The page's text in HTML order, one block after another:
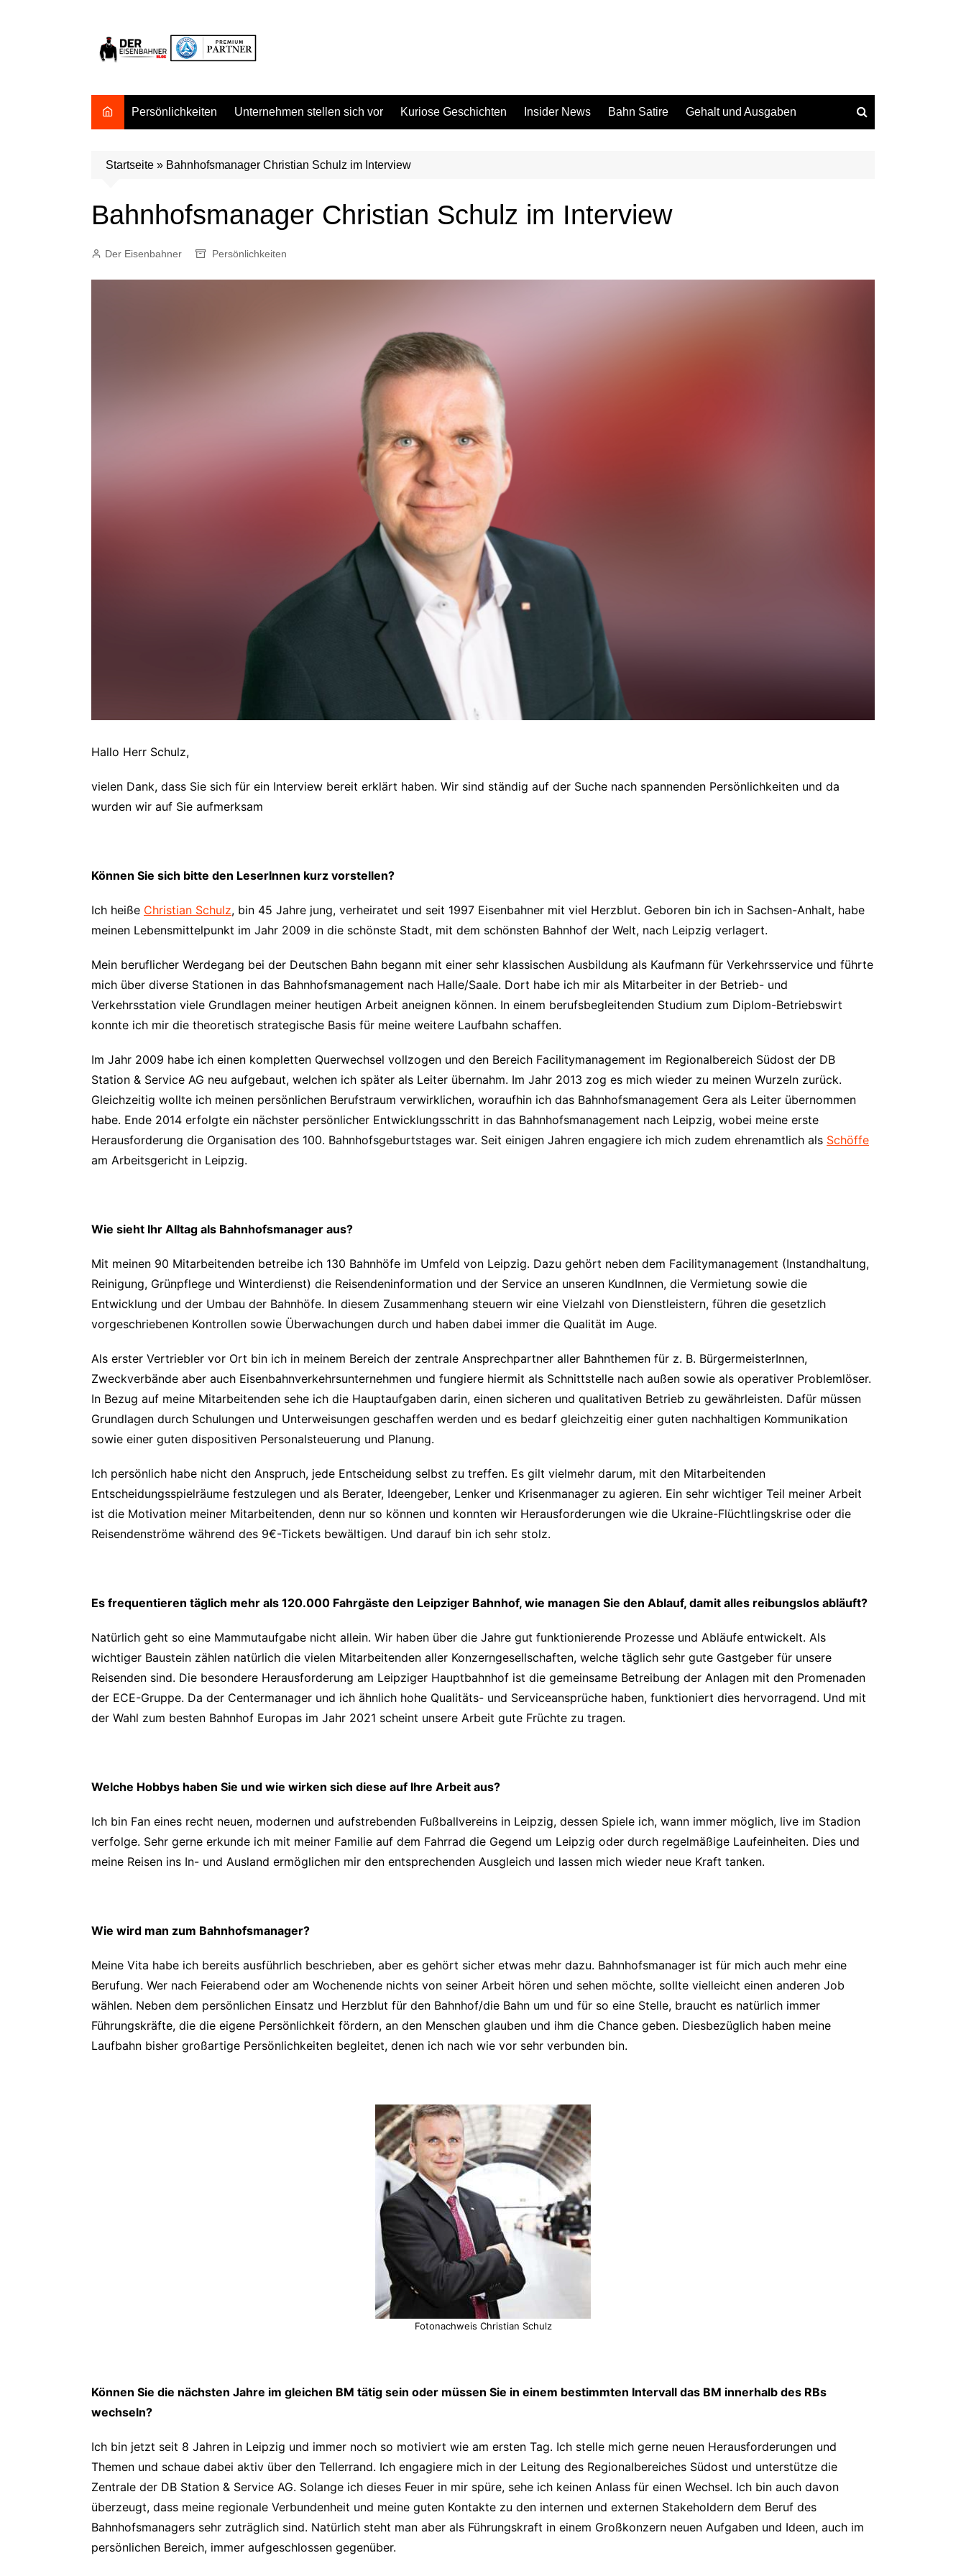
Persönlichkeiten Unternehmen stellen sich vor Kuriose Geschichten Insider News Bahn Satire Gehalt und Ausgaben
Startseite » Bahnhofsmanager Christian Schulz im Interview
Bahnhofsmanager Christian Schulz im Interview
Der Eisenbahner Persönlichkeiten
Hallo Herr Schulz,
vielen Dank, dass Sie sich für ein Interview bereit erklärt haben. Wir sind ständig auf der Suche nach spannenden Persönlichkeiten und da
wurden wir auf Sie aufmerksam
Können Sie sich bitte den LeserInnen kurz vorstellen?
Ich heiße Christian Schulz, bin 45 Jahre jung, verheiratet und seit 1997 Eisenbahner mit viel Herzblut. Geboren bin ich in Sachsen-Anhalt, habe
meinen Lebensmittelpunkt im Jahr 2009 in die schönste Stadt, mit dem schönsten Bahnhof der Welt, nach Leipzig verlagert.
Mein beruflicher Werdegang bei der Deutschen Bahn begann mit einer sehr klassischen Ausbildung als Kaufmann für Verkehrsservice und führte
mich über diverse Stationen in das Bahnhofsmanagement nach Halle/Saale. Dort habe ich mir als Mitarbeiter in der Betrieb- und
Verkehrsstation viele Grundlagen meiner heutigen Arbeit aneignen können. In einem berufsbegleitenden Studium zum Diplom-Betriebswirt
konnte ich mir die theoretisch strategische Basis für meine weitere Laufbahn schaffen.
Im Jahr 2009 habe ich einen kompletten Querwechsel vollzogen und den Bereich Facilitymanagement im Regionalbereich Südost der DB
Station & Service AG neu aufgebaut, welchen ich später als Leiter übernahm. Im Jahr 2013 zog es mich wieder zu meinen Wurzeln zurück.
Gleichzeitig wollte ich meinen persönlichen Berufstraum verwirklichen, woraufhin ich das Bahnhofsmanagement Gera als Leiter übernommen
habe. Ende 2014 erfolgte ein nächster persönlicher Entwicklungsschritt in das Bahnhofsmanagement nach Leipzig, wobei meine erste
Herausforderung die Organisation des 100. Bahnhofsgeburtstages war. Seit einigen Jahren engagiere ich mich zudem ehrenamtlich als Schöffe
am Arbeitsgericht in Leipzig.
Wie sieht Ihr Alltag als Bahnhofsmanager aus?
Mit meinen 90 Mitarbeitenden betreibe ich 130 Bahnhöfe im Umfeld von Leipzig. Dazu gehört neben dem Facilitymanagement (Instandhaltung,
Reinigung, Grünpflege und Winterdienst) die Reisendeninformation und der Service an unseren KundInnen, die Vermietung sowie die
Entwicklung und der Umbau der Bahnhöfe. In diesem Zusammenhang steuern wir eine Vielzahl von Dienstleistern, führen die gesetzlich​
vorgeschriebenen Kontrollen sowie Überwachungen durch und haben dabei immer die Qualität im Auge.
Als erster Vertriebler vor Ort bin ich in meinem Bereich der zentrale Ansprechpartner aller Bahnthemen für z. B. BürgermeisterInnen,
Zweckverbände aber auch Eisenbahnverkehrsunternehmen und fungiere hiermit als Schnittstelle nach außen sowie als operativer Problemlöser.
In Bezug auf meine Mitarbeitenden sehe ich die Hauptaufgaben darin, einen sicheren und qualitativen Betrieb zu gewährleisten. Dafür müssen
Grundlagen durch Schulungen und Unterweisungen geschaffen werden und es bedarf gleichzeitig einer guten nachhaltigen Kommunikation
sowie einer guten dispositiven Personalsteuerung und Planung.
Ich persönlich habe nicht den Anspruch, jede Entscheidung selbst zu treffen. Es gilt vielmehr darum, mit den Mitarbeitenden
Entscheidungsspielräume festzulegen und als Berater, Ideengeber, Lenker und Krisenmanager zu agieren. Ein sehr wichtiger Teil meiner Arbeit
ist die Motivation meiner Mitarbeitenden, denn nur so können und konnten wir Herausforderungen wie die Ukraine-Flüchtlingskrise oder die
Reisendenströme während des 9€-Tickets bewältigen. Und darauf bin ich sehr stolz.
Es frequentieren täglich mehr als 120.000 Fahrgäste den Leipziger Bahnhof, wie managen Sie den Ablauf, damit alles reibungslos abläuft?
Natürlich geht so eine Mammutaufgabe nicht allein. Wir haben über die Jahre gut funktionierende Prozesse und Abläufe entwickelt. Als
wichtiger Baustein zählen natürlich die vielen Mitarbeitenden aller Konzerngesellschaften, welche täglich sehr gute Gastgeber für unsere
Reisenden sind. Die besondere Herausforderung am Leipziger Hauptbahnhof ist die gemeinsame Betreibung der Anlagen mit den Promenaden
der ECE-Gruppe. Da der Centermanager und ich ähnlich hohe Qualitäts- und Serviceansprüche haben, funktioniert dies hervorragend. Und mit
der Wahl zum besten Bahnhof Europas im Jahr 2021 scheint unsere Arbeit gute Früchte zu tragen.
Welche Hobbys haben Sie und wie wirken sich diese auf Ihre Arbeit aus?​
Ich bin Fan eines recht neuen, modernen und aufstrebenden Fußballvereins in Leipzig, dessen Spiele ich, wann immer möglich, live im Stadion
verfolge. Sehr gerne erkunde ich mit meiner Familie auf dem Fahrrad die Gegend um Leipzig oder durch regelmäßige Laufeinheiten. Dies und
meine Reisen ins In- und Ausland ermöglichen mir den entsprechenden Ausgleich und lassen mich wieder neue Kraft tanken.
Wie wird man zum Bahnhofsmanager?
Meine Vita habe ich bereits ausführlich beschrieben, aber es gehört sicher etwas mehr dazu. Bahnhofsmanager ist für mich auch mehr eine
Berufung. Wer nach Feierabend oder am Wochenende nichts von seiner Arbeit hören und sehen möchte, sollte vielleicht einen anderen Job
wählen. Neben dem persönlichen Einsatz und Herzblut für den Bahnhof/die Bahn um und für so eine Stelle, braucht es natürlich immer
Führungskräfte, die die eigene Persönlichkeit fördern, an den Menschen glauben und ihm die Chance geben. Diesbezüglich haben meine
Laufbahn bisher großartige Persönlichkeiten begleitet, denen ich nach wie vor sehr verbunden bin.
Fotonachweis Christian Schulz
Können Sie die nächsten Jahre im gleichen BM tätig sein oder müssen Sie in einem bestimmten Intervall das BM innerhalb des RBs
wechseln?
Ich bin jetzt seit 8 Jahren in Leipzig und immer noch so motiviert wie am ersten Tag. Ich stelle mich gerne neuen Herausforderungen und
Themen und schaue dabei aktiv über den Tellerrand. Ich engagiere mich in der Leitung des Regionalbereiches Südost und unterstütze die
Zentrale der DB Station & Service AG. Solange ich dieses Feuer in mir spüre, sehe ich keinen Anlass für einen Wechsel. Ich bin auch davon
überzeugt, dass meine regionale Verbundenheit und meine guten Kontakte zu den internen und externen Stakeholdern dem Beruf des
Bahnhofsmanagers sehr zuträglich sind. Natürlich steht man aber als Führungskraft in einem Großkonzern neuen Aufgaben und Ideen, auch im
persönlichen Bereich, immer aufgeschlossen gegenüber.